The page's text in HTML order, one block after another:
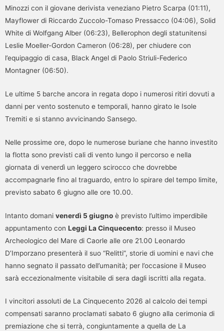
Minozzi con il giovane derivista veneziano Pietro Scarpa (01:11),
Mayflower di Riccardo Zuccolo-Tomaso Pressacco (04:06), Solid
White di Wolfgang Alber (06:23), Bellerophon degli statunitensi
Leslie Moeller-Gordon Cameron (06:28), per chiudere con
l’equipaggio di casa, Black Angel di Paolo Striuli-Federico
Montagner (06:50).
Le ultime 5 barche ancora in regata dopo i numerosi ritiri dovuti a
danni per vento sostenuto e temporali, hanno girato le Isole
Tremiti e si stanno avvicinando Sansego.
Nelle prossime ore, dopo le numerose buriane che hanno investito
la flotta sono previsti cali di vento lungo il percorso e nella
giornata di venerdì un leggero scirocco che dovrebbe
accompagnarle fino al traguardo, entro lo spirare del tempo limite,
previsto sabato 6 giugno alle ore 10.00.
Intanto domani venerdì 5 giugno è previsto l’ultimo imperdibile
appuntamento con Leggi La Cinquecento: presso il Museo
Archeologico del Mare di Caorle alle ore 21.00 Leonardo
D’Imporzano presenterà il suo “Relitti”, storie di uomini e navi che
hanno segnato il passato dell’umanità; per l’occasione il Museo
sarà eccezionalmente visitabile di sera dagli iscritti alla regata.
I vincitori assoluti de La Cinquecento 2026 al calcolo dei tempi
compensati saranno proclamati sabato 6 giugno alla cerimonia di
premiazione che si terrà, congiuntamente a quella de La